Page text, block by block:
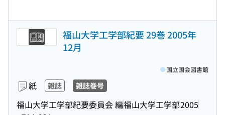
福山大学工学部紀要 29巻 2005年
12月
紙 雑誌 雑誌巻号
福山大学工学部紀要委員会 編福山大学工学部2005
国立国会図書館